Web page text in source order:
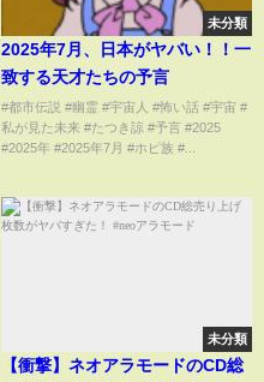
未分類
2025年7月、日本がヤバい！！一
致する天才たちの予言
#都市伝説 #幽霊 #宇宙人 #怖い話 #宇宙 #
私が見た未来 #たつき諒 #予言 #2025
#2025年 #2025年7月 #ホピ族 #...
未分類
【衝撃】ネオアラモードのCD総